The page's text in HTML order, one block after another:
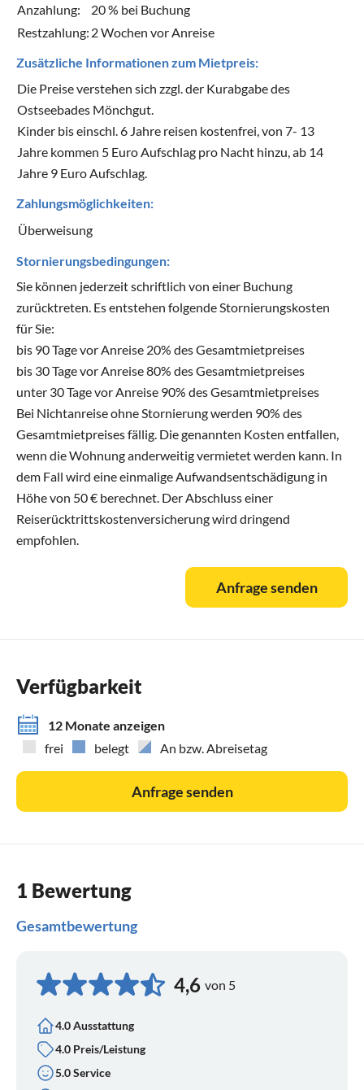
Anzahlung:
20 % bei Buchung
Restzahlung: 2 Wochen vor Anreise
Zusätzliche Informationen zum Mietpreis:
Die Preise verstehen sich zzgl. der Kurabgabe des
Ostseebades Mönchgut.
Kinder bis einschl. 6 Jahre reisen kostenfrei, von 7- 13
Jahre kommen 5 Euro Aufschlag pro Nacht hinzu, ab 14
Jahre 9 Euro Aufschlag.
Zahlungsmöglichkeiten:
Überweisung
Stornierungsbedingungen:
Sie können jederzeit schriftlich von einer Buchung
zurücktreten. Es entstehen folgende Stornierungskosten
für Sie:
bis 90 Tage vor Anreise 20% des Gesamtmietpreises
bis 30 Tage vor Anreise 80% des Gesamtmietpreises
unter 30 Tage vor Anreise 90% des Gesamtmietpreises
Bei Nichtanreise ohne Stornierung werden 90% des
Gesamtmietpreises fällig. Die genannten Kosten entfallen,
wenn die Wohnung anderweitig vermietet werden kann. In
dem Fall wird eine einmalige Aufwandsentschädigung in
Höhe von 50 € berechnet. Der Abschluss einer
Reiserücktrittskostenversicherung wird dringend
empfohlen.
Anfrage senden
Verfügbarkeit
12 Monate anzeigen
frei
belegt An bzw. Abreisetag
Anfrage senden
1 Bewertung
Gesamtbewertung
4,6 von 5
4.0 Ausstattung
4.0 Preis/Leistung
5.0 Service